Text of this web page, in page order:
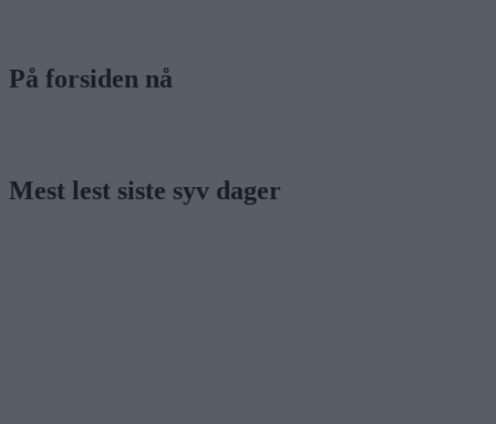
På forsiden nå
Mest lest siste syv dager